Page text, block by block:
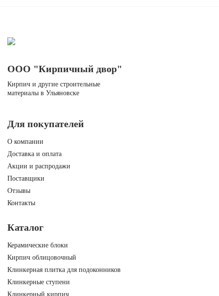
..
Полнотелый 1NF гладкий
..
ООО "Кирпичный двор"
Кирпич и другие строительные
материалы в Ульяновске
Для покупателей
О компании
Доставка и оплата
Акции и распродажи
Поставщики
Отзывы
Контакты
Каталог
Керамические блоки
Кирпич облицовочный
Клинкерная плитка для подоконников
Клинкерные ступени
Клинкерный кирпич